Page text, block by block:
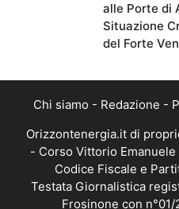
alle Porte di
Situazione
del Forte
Chi siamo - Redazione -
Orizzontenergia.it di
- Corso Vittorio Emanuele
Codice Fiscale e
Testata Giornalistica
Frosinone con